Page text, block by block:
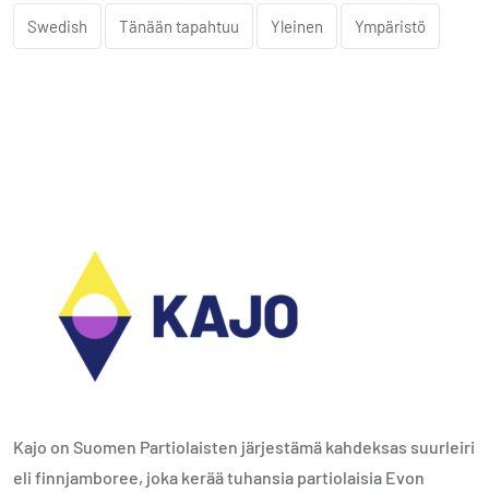
Swedish Tänään tapahtuu Yleinen Ympäristö
Kajo on Suomen Partiolaisten järjestämä kahdeksas suurleiri
eli finnjamboree, joka kerää tuhansia partiolaisia Evon